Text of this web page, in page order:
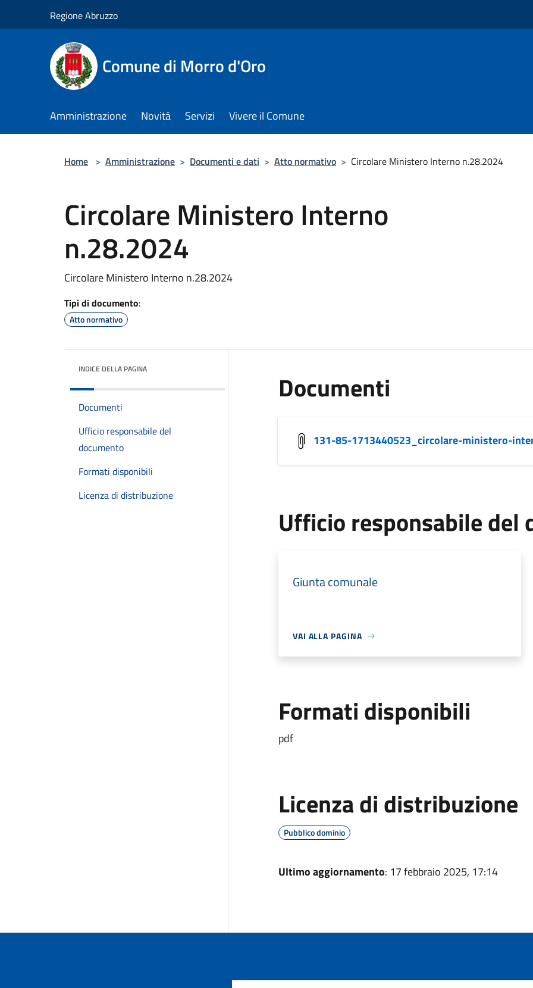
Regione Abruzzo
Comune di Morro d'Oro
Amministrazione Novità Servizi Vivere il Comune
Home > Amministrazione > Documenti e dati > Atto normativo > Circolare Ministero Interno n.28.2024
Circolare Ministero Interno
n.28.2024
Circolare Ministero Interno n.28.2024
Tipi di documento:
Atto normativo
INDICE DELLA PAGINA
Documenti
Ufficio responsabile del
documento
Formati disponibili
Licenza di distribuzione
Documenti
131-85-1713440523_circolare-ministero-
Ufficio responsabile del
Giunta comunale
VAI ALLA PAGINA
Formati disponibili
pdf
Licenza di distribuzione
Pubblico dominio
Ultimo aggiornamento: 17 febbraio 2025, 17:14